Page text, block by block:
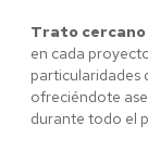
Trato cercano
en cada
particularidades
ofreciéndote
durante todo el